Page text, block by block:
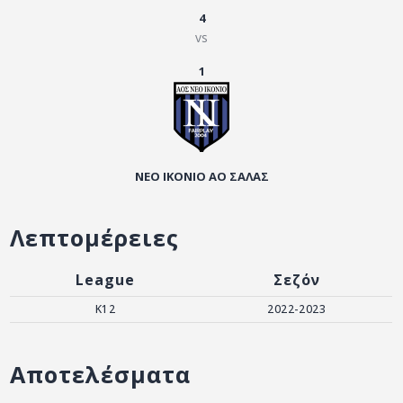
4
vs
1
ΝΕΟ ΙΚΟΝΙΟ ΑΟ ΣΑΛΑΣ
Λεπτομέρειες
League Σεζόν
K12 2022-2023
Αποτελέσματα